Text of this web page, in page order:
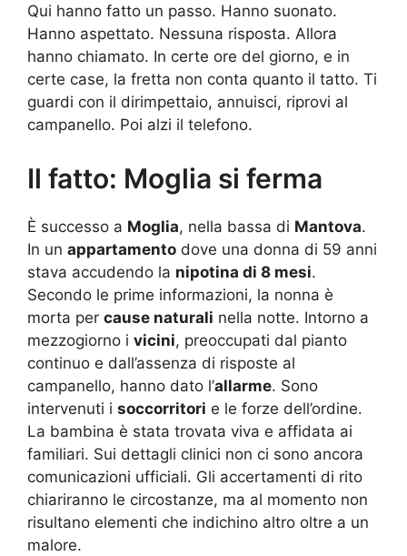
Qui hanno fatto un passo. Hanno suonato.
Hanno aspettato. Nessuna risposta. Allora
hanno chiamato. In certe ore del giorno, e in
certe case, la fretta non conta quanto il tatto. Ti
guardi con il dirimpettaio, annuisci, riprovi al
campanello. Poi alzi il telefono.
Il fatto: Moglia si ferma
È successo a Moglia, nella bassa di Mantova.
In un appartamento dove una donna di 59 anni
stava accudendo la nipotina di 8 mesi.
Secondo le prime informazioni, la nonna è
morta per cause naturali nella notte. Intorno a
mezzogiorno i vicini, preoccupati dal pianto
continuo e dall’assenza di risposte al
campanello, hanno dato l’allarme. Sono
intervenuti i soccorritori e le forze dell’ordine.
La bambina è stata trovata viva e affidata ai
familiari. Sui dettagli clinici non ci sono ancora
comunicazioni ufficiali. Gli accertamenti di rito
chiariranno le circostanze, ma al momento non
risultano elementi che indichino altro oltre a un
malore.